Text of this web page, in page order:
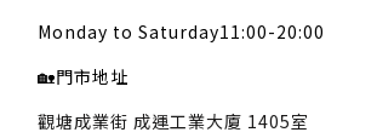
Monday to Saturday11:00-20:00
🏡門市地址
觀塘成業街 成運工業大廈 1405室